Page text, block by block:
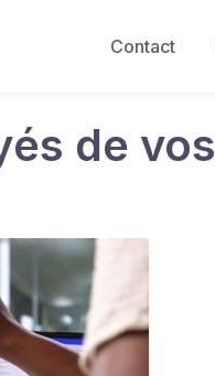
Contact
de vos